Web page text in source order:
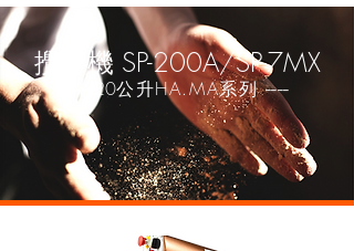
攪拌機 SP-200A/SP-7MX
20公升HA.MA系列 ----